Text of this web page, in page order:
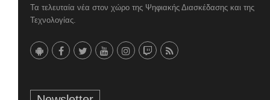
Τα τελευταία νέα στον χώρο της Ψηφιακής Διασκέδασης και της
Τεχνολογίας.